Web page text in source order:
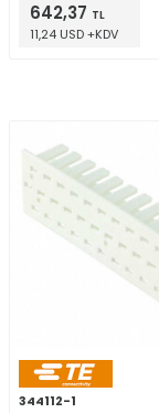
642,37 TL
11,24 USD +KDV
344112-1